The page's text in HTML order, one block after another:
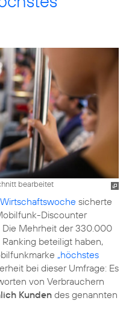
bearbeitet
Wirtschaftswoche sicherte
Discounter
Die Mehrheit der 330.000
beteiligt haben,
„höchstes
bei dieser Umfrage: Es
von Verbrauchern
Kunden des genannten